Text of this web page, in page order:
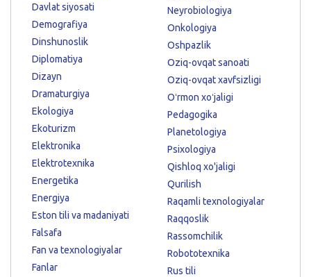
Davlat siyosati
Demografiya
Dinshunoslik
Diplomatiya
Dizayn
Dramaturgiya
Ekologiya
Ekoturizm
Elektronika
Elektrotexnika
Energetika
Energiya
Eston tili va madaniyati
Falsafa
Fan va texnologiyalar
Fanlar
Neyrobiologiya
Onkologiya
Oshpazlik
Oziq-ovqat sanoati
Oziq-ovqat xavfsizligi
Oʻrmon xoʻjaligi
Pedagogika
Planetologiya
Psixologiya
Qishloq xo'jaligi
Qurilish
Raqamli texnologiyalar
Raqqoslik
Rassomchilik
Robototexnika
Rus tili